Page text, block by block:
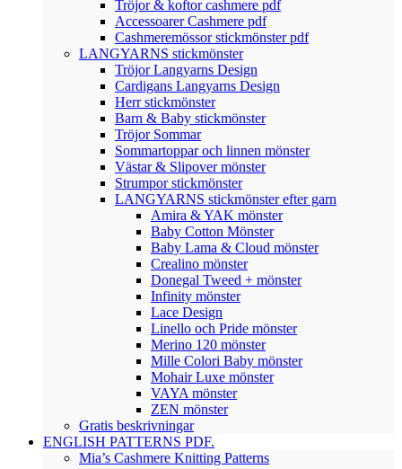
Tröjor & koftor cashmere pdf
Accessoarer Cashmere pdf
Cashmeremössor stickmönster pdf
LANGYARNS stickmönster
Tröjor Langyarns Design
Cardigans Langyarns Design
Herr stickmönster
Barn & Baby stickmönster
Tröjor Sommar
Sommartoppar och linnen mönster
Västar & Slipover mönster
Strumpor stickmönster
LANGYARNS stickmönster efter garn
Amira & YAK mönster
Baby Cotton Mönster
Baby Lama & Cloud mönster
Crealino mönster
Donegal Tweed + mönster
Infinity mönster
Lace Design
Linello och Pride mönster
Merino 120 mönster
Mille Colori Baby mönster
Mohair Luxe mönster
VAYA mönster
ZEN mönster
Gratis beskrivningar
ENGLISH PATTERNS PDF.
Mia’s Cashmere Knitting Patterns